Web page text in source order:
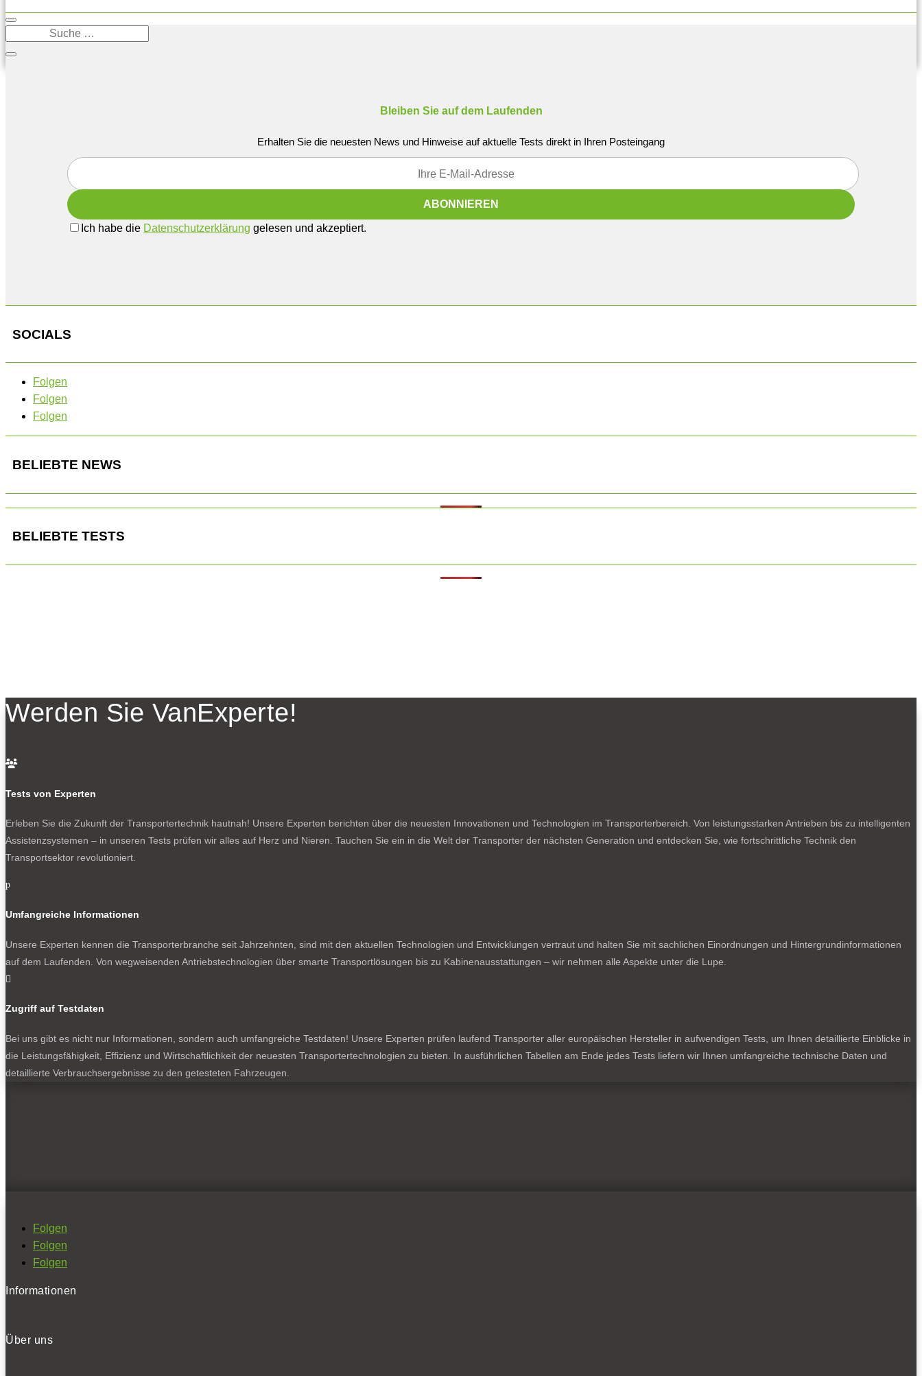
Bleiben Sie auf dem Laufenden
Erhalten Sie die neuesten News und Hinweise auf aktuelle Tests direkt in Ihren Posteingang
Ich habe die Datenschutzerklärung gelesen und akzeptiert.
SOCIALS
Folgen
Folgen
Folgen
BELIEBTE NEWS
BELIEBTE TESTS
Werden Sie VanExperte!

Tests von Experten
Erleben Sie die Zukunft der Transportertechnik hautnah! Unsere Experten berichten über die neuesten Innovationen und Technologien im Transporterbereich. Von leistungsstarken Antrieben bis zu intelligenten
Assistenzsystemen – in unseren Tests prüfen wir alles auf Herz und Nieren. Tauchen Sie ein in die Welt der Transporter der nächsten Generation und entdecken Sie, wie fortschrittliche Technik den
Transportsektor revolutioniert.
p
Umfangreiche Informationen
Unsere Experten kennen die Transporterbranche seit Jahrzehnten, sind mit den aktuellen Technologien und Entwicklungen vertraut und halten Sie mit sachlichen Einordnungen und Hintergrundinformationen
auf dem Laufenden. Von wegweisenden Antriebstechnologien über smarte Transportlösungen bis zu Kabinenausstattungen – wir nehmen alle Aspekte unter die Lupe.

Zugriff auf Testdaten
Bei uns gibt es nicht nur Informationen, sondern auch umfangreiche Testdaten! Unsere Experten prüfen laufend Transporter aller europäischen Hersteller in aufwendigen Tests, um Ihnen detaillierte Einblicke in
die Leistungsfähigkeit, Effizienz und Wirtschaftlichkeit der neuesten Transportertechnologien zu bieten. In ausführlichen Tabellen am Ende jedes Tests liefern wir Ihnen umfangreiche technische Daten und
detaillierte Verbrauchsergebnisse zu den getesteten Fahrzeugen.
Folgen
Folgen
Folgen
Informationen
Über uns